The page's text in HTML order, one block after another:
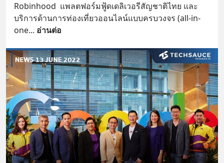
Robinhood  แพลตฟอร์มฟู้ดเดลิเวอรีสัญชาติไทย และ
บริการด้านการท่องเที่ยวออนไลน์แบบครบวงจร (all-in-
one... อ่านต่อ